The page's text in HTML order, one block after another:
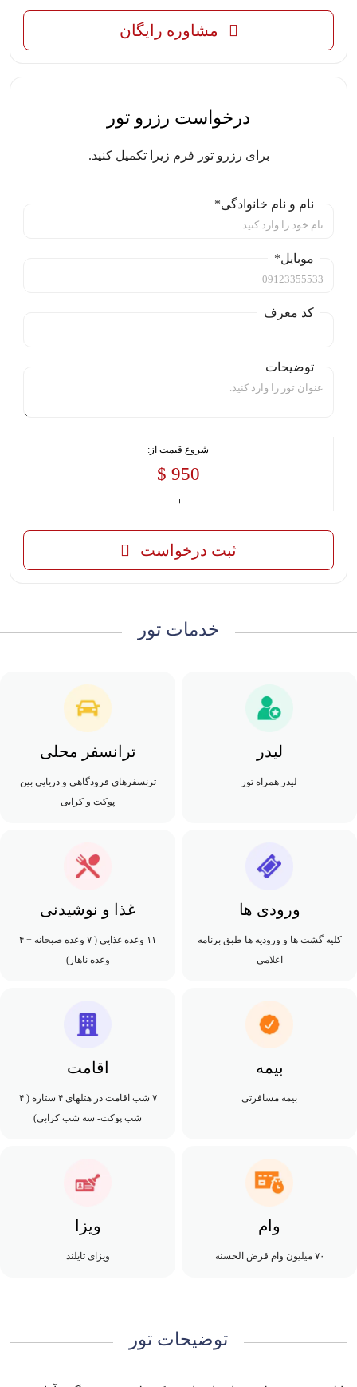
مشاوره رایگان
درخواست رزرو تور
برای رزرو تور فرم زیرا تکمیل کنید.
نام و نام خانوادگی*
موبایل*
کد معرف
توضیحات
شروع قیمت از:
950 $
ثبت درخواست
خدمات تور
لیدر
لیدر همراه تور
ترانسفر محلی
ترنسفرهای فرودگاهی و دریایی بین
پوکت و کرابی
ورودی ها
کلیه گشت ها و ورودیه ها طبق برنامه
اعلامی
غذا و نوشیدنی
۱۱ وعده غذایی ( ۷ وعده صبحانه + ۴
وعده ناهار)
بیمه
بیمه مسافرتی
اقامت
۷ شب اقامت در هتلهای ۴ ستاره ( ۴
شب پوکت- سه شب کرابی)
وام
۷۰ میلیون وام قرض الحسنه
ویزا
ویزای تایلند
توضیحات تور